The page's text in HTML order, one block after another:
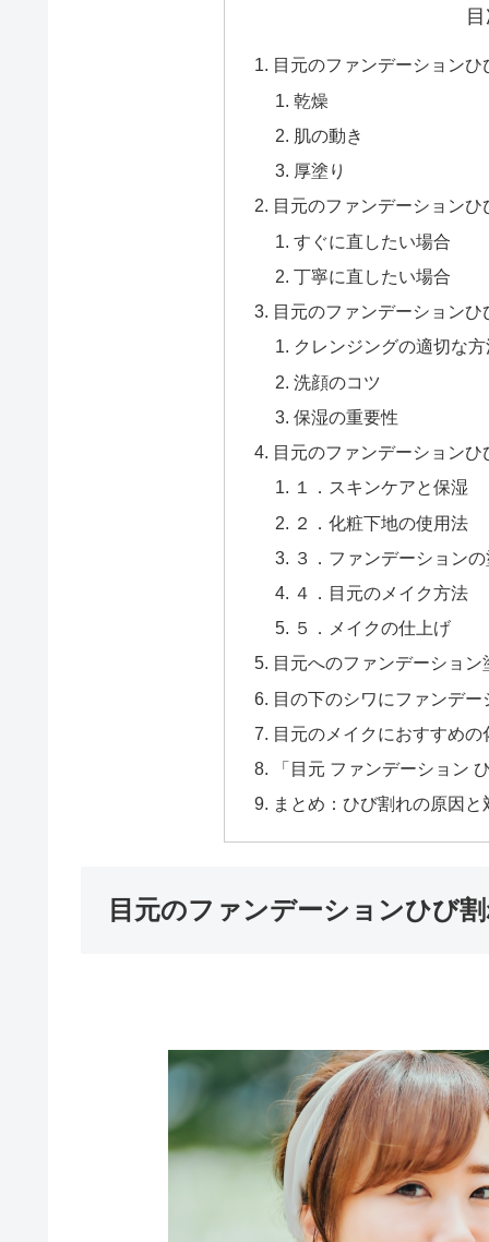
目元のファンデーション
乾燥
肌の動き
厚塗り
目元のファンデーション
すぐに直したい場合
丁寧に直したい場合
目元のファンデーション
クレンジングの適切な
洗顔のコツ
保湿の重要性
目元のファンデーション
１．スキンケアと保湿
２．化粧下地の使用法
３．ファンデーション
４．目元のメイク方法
５．メイクの仕上げ
目元へのファンデーショ
目の下のシワにファンデ
目元のメイクにおすすめの
「目元 ファンデーション
まとめ：ひび割れの原因と
目元のファンデーションひび